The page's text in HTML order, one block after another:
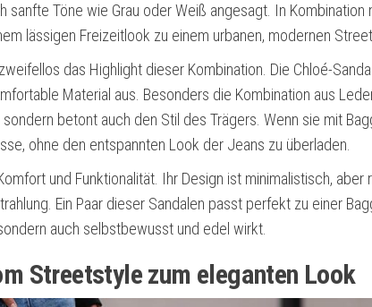
sanfte Töne wie Grau oder Weiß angesagt. In Kombination
lässigen Freizeitlook zu einem urbanen, modernen
das Highlight dieser Kombination. Die Chloé-
Material aus. Besonders die Kombination aus
betont auch den Stil des Trägers. Wenn sie mit
ohne den entspannten Look der Jeans zu überladen.
und Funktionalität. Ihr Design ist minimalistisch, aber
Ein Paar dieser Sandalen passt perfekt zu einer
auch selbstbewusst und edel wirkt.
Streetstyle zum eleganten Look